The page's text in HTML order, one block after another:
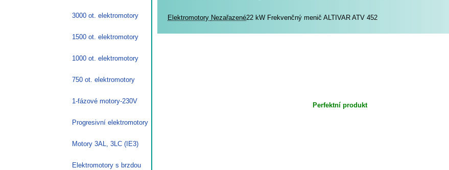
Elektromotory Elektromotory
Nezařazené22 kW Frekvenčný menič ALTIVAR ATV 452
Perfektní produkt
3000 ot. elektromotory
1500 ot. elektromotory
1000 ot. elektromotory
750 ot. elektromotory
1-fázové motory-230V
Progresivní elektromotory
Motory 3AL, 3LC (IE3)
Elektromotory s brzdou